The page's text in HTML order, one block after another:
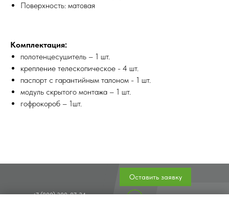
Поверхность: матовая
Комплектация:
полотенцесушитель – 1 шт.
крепление телескопическое - 4 шт.
паспорт с гарантийным талоном - 1 шт.
модуль скрытого монтажа – 1 шт.
гофрокороб – 1шт.
+7 (800) 300-87-34
Оставить заявку